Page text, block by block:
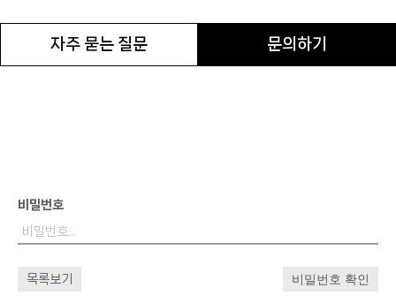
자주 묻는 질문 문의하기
비밀번호
목록보기 비밀번호 확인